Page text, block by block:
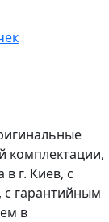
комплектации,
в г. Киев, с
с гарантийным
в